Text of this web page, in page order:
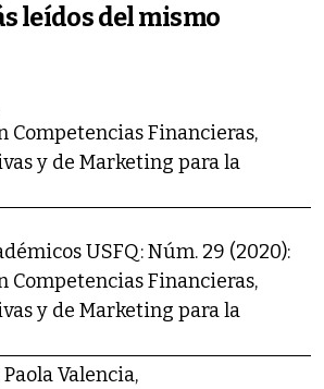
leídos del mismo
Competencias Financieras,
y de Marketing para la
USFQ: Núm. 29 (2020):
Competencias Financieras,
y de Marketing para la
Valencia,